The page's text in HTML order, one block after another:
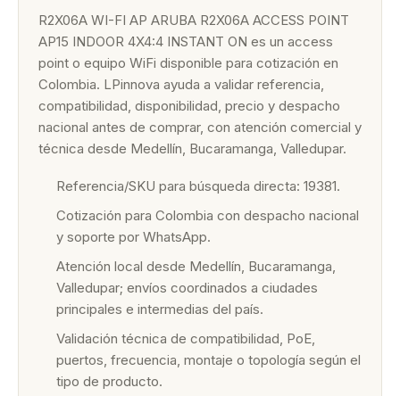
R2X06A WI-FI AP ARUBA R2X06A ACCESS POINT
AP15 INDOOR 4X4:4 INSTANT ON es un access
point o equipo WiFi disponible para cotización en
Colombia. LPinnova ayuda a validar referencia,
compatibilidad, disponibilidad, precio y despacho
nacional antes de comprar, con atención comercial y
técnica desde Medellín, Bucaramanga, Valledupar.
Referencia/SKU para búsqueda directa: 19381.
Cotización para Colombia con despacho nacional
y soporte por WhatsApp.
Atención local desde Medellín, Bucaramanga,
Valledupar; envíos coordinados a ciudades
principales e intermedias del país.
Validación técnica de compatibilidad, PoE,
puertos, frecuencia, montaje o topología según el
tipo de producto.